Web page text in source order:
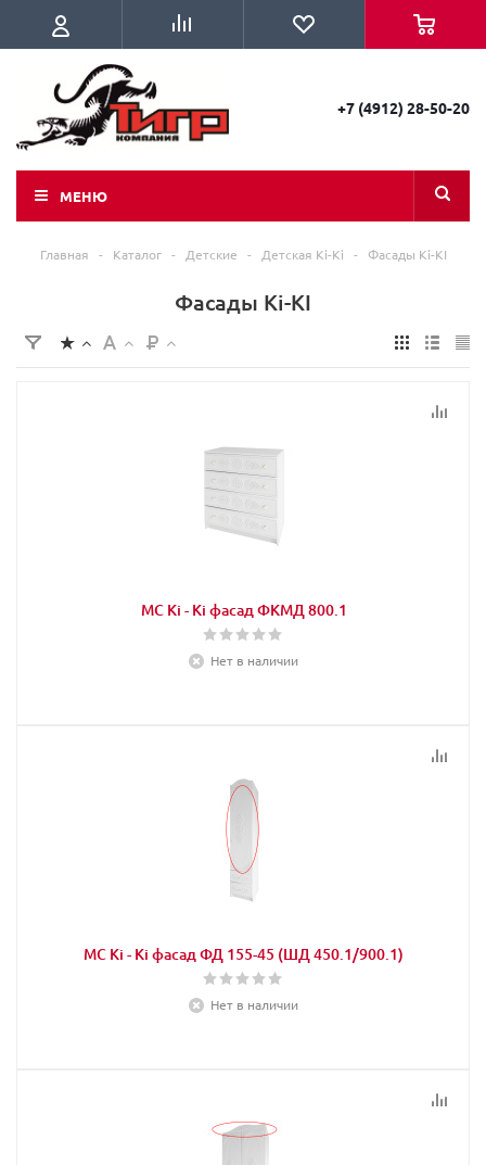
+7 (4912) 28-50-20
МЕНЮ
Главная - Каталог - Детские - Детская Ki-Ki - Фасады Ki-KI
Фасады Ki-KI
МС Кi - Кi фасад ФКМД 800.1
Нет в наличии
МС Кi - Кi фасад ФД 155-45 (ШД 450.1/900.1)
Нет в наличии